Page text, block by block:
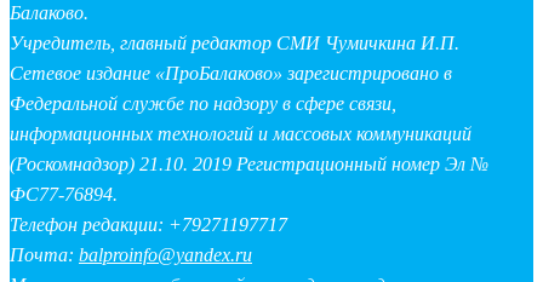
Балаково.
Учредитель, главный редактор СМИ Чумичкина И.П.
Сетевое издание «ПроБалаково» зарегистрировано в
Федеральной службе по надзору в сфере связи,
информационных технологий и массовых коммуникаций
(Роскомнадзор) 21.10. 2019 Регистрационный номер Эл №
ФС77-76894.
Телефон редакции: +79271197717
Почта: balproinfo@yandex.ru